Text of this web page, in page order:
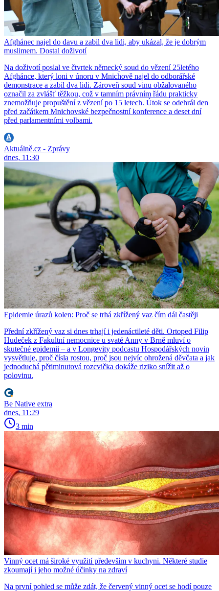
Afghánec najel do davu a zabil dva lidi, aby ukázal, že je dobrým
muslimem. Dostal doživotí
Na doživotí poslal ve čtvrtek německý soud do vězení 25letého
Afghánce, který loni v únoru v Mnichově najel do odborářské
demonstrace a zabil dva lidi. Zároveň soud vinu obžalovaného
označil za zvlášť těžkou, což v tamním právním řádu prakticky
znemožňuje propuštění z vězení po 15 letech. Útok se odehrál den
před začátkem Mnichovské bezpečnostní konference a deset dní
před parlamentními volbami.
Aktuálně.cz - Zprávy
dnes, 11:30
Epidemie úrazů kolen: Proč se trhá zkřížený vaz čím dál častěji
Přední zkřížený vaz si dnes trhají i jedenáctileté děti. Ortoped Filip
Hudeček z Fakultní nemocnice u svaté Anny v Brně mluví o
skutečné epidemii – a v Longevity podcastu Hospodářských novin
vysvětluje, proč čísla rostou, proč jsou nejvíc ohrožená děvčata a jak
jednoduchá pětiminutová rozcvička dokáže riziko snížit až o
polovinu.
Be Native extra
dnes, 11:29
3 min
Vinný ocet má široké využití především v kuchyni. Některé studie
zkoumají i jeho možné účinky na zdraví
Na první pohled se může zdát, že červený vinný ocet se hodí pouze